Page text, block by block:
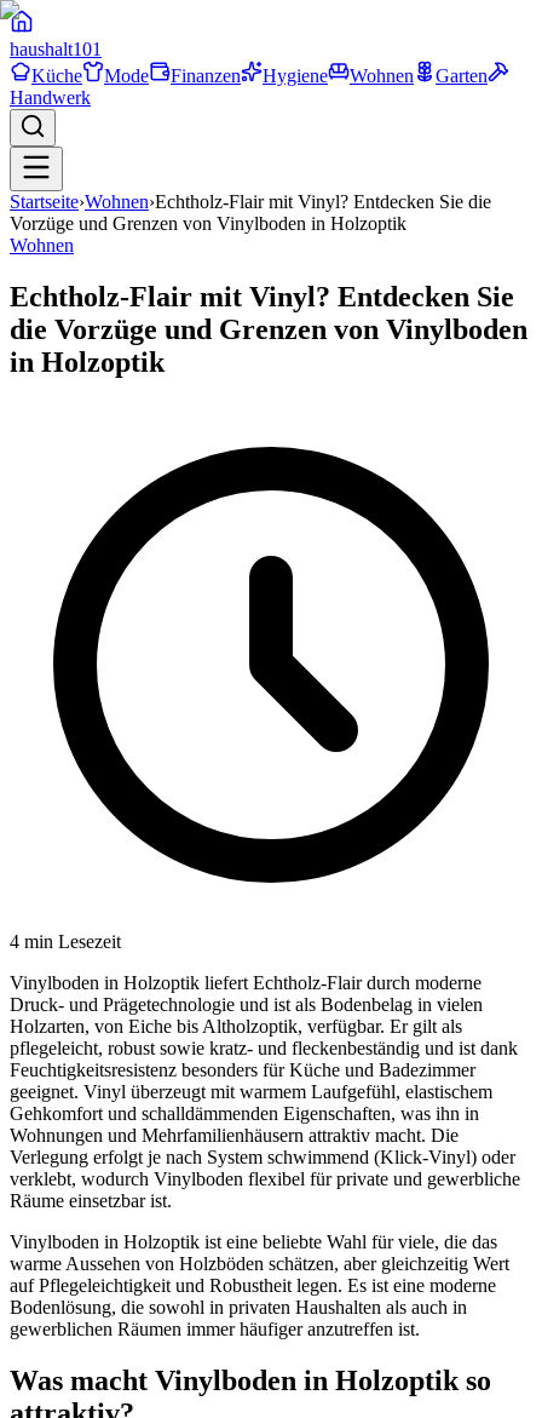
haushalt101
Küche
Mode Finanzen Hygiene Wohnen
Garten
Handwerk
Startseite›Wohnen›Echtholz-Flair mit Vinyl? Entdecken Sie die
Vorzüge und Grenzen von Vinylboden in Holzoptik
Wohnen
Echtholz-Flair mit Vinyl? Entdecken Sie
die Vorzüge und Grenzen von Vinylboden
in Holzoptik
4 min Lesezeit
Vinylboden in Holzoptik liefert Echtholz-Flair durch moderne
Druck- und Prägetechnologie und ist als Bodenbelag in vielen
Holzarten, von Eiche bis Altholzoptik, verfügbar. Er gilt als
pflegeleicht, robust sowie kratz- und fleckenbeständig und ist dank
Feuchtigkeitsresistenz besonders für Küche und Badezimmer
geeignet. Vinyl überzeugt mit warmem Laufgefühl, elastischem
Gehkomfort und schalldämmenden Eigenschaften, was ihn in
Wohnungen und Mehrfamilienhäusern attraktiv macht. Die
Verlegung erfolgt je nach System schwimmend (Klick-Vinyl) oder
verklebt, wodurch Vinylboden flexibel für private und gewerbliche
Räume einsetzbar ist.
Vinylboden in Holzoptik ist eine beliebte Wahl für viele, die das
warme Aussehen von Holzböden schätzen, aber gleichzeitig Wert
auf Pflegeleichtigkeit und Robustheit legen. Es ist eine moderne
Bodenlösung, die sowohl in privaten Haushalten als auch in
gewerblichen Räumen immer häufiger anzutreffen ist.
Was macht Vinylboden in Holzoptik so